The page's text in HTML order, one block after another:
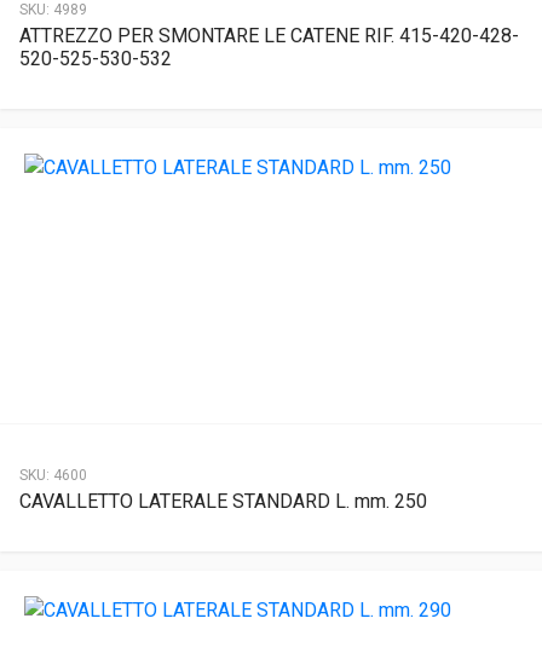
SKU: 4989
ATTREZZO PER SMONTARE LE CATENE RIF. 415-420-428-
520-525-530-532
SKU: 4600
CAVALLETTO LATERALE STANDARD L. mm. 250